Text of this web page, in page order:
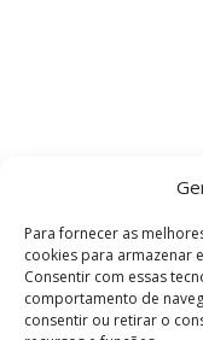
Para fornecer as
cookies para armazenar
Consentir com essas
comportamento de
consentir ou retirar o